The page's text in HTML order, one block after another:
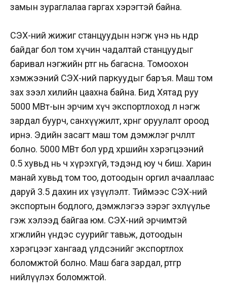
замын зураглалаа гаргах хэрэгтэй байна.
СЭХ-ний жижиг станцуудын нэгж үнэ нь өндөр
байдаг бол том хүчин чадалтай станцуудыг
баривал нэгжийн өртөг нь багасна. Томоохон
хэмжээний СЭХ-ний паркуудыг баръя. Маш том
зах зээл хилийн цаахна байна. Бид Хятад руу
5000 МВт-ын эрчим хүч экспортлоход л нэгж
зардал буурч, санхүүжилт, хөрөнгө оруулалт ороод
ирнэ. Эдийн засагт маш том дэмжлэг өөрчлөлт
болно. 5000 МВт бол урд хөршийн хэрэгцээний
0.5 хувьд нь ч хүрэхгүй, тэдэнд юу ч биш. Харин
манай хувьд том тоо, дотоодын оргил ачааллаас
даруй 3.5 дахин их үзүүлэлт. Тиймээс СЭХ-ний
экспортын бодлого, дэмжлэгээ зэрэг эхлүүлье
гэж хэлээд байгаа юм. СЭХ-ний эрчимтэй
хөгжлийн үндэс суурийг тавьж, дотоодын
хэрэгцээг хангаад үлдсэнийг экспортлох
боломжтой болно. Маш бага зардал, өртгөөр
нийлүүлэх боломжтой.